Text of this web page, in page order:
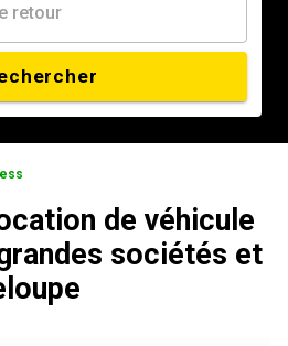
de véhicule
sociétés et